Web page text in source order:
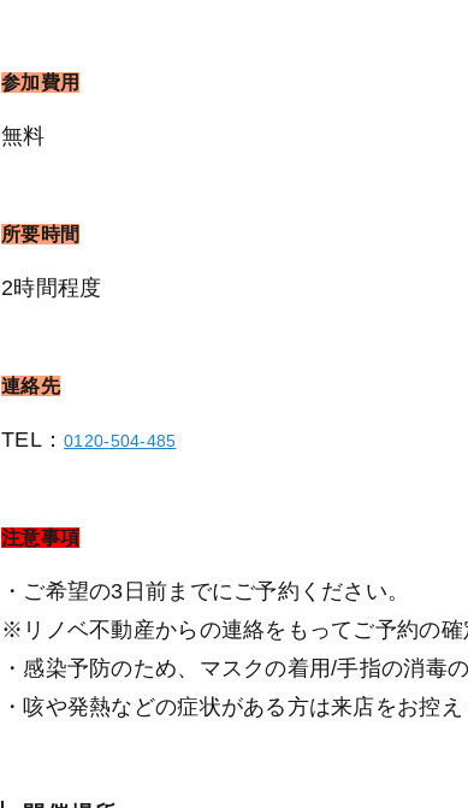
参加費用
無料
所要時間
2時間程度
連絡先
TEL：0120-504-485
注意事項
・ご希望の3日前までにご予約ください。
※リノベ不動産からの連絡をもってご予約の確
・感染予防のため、 マスクの着用/手指の消毒
・咳や発熱などの症状がある方は来店をお控え